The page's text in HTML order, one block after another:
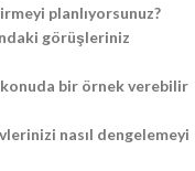
planlıyorsunuz?
görüşleriniz
bir örnek verebilir
nasıl dengelemeyi